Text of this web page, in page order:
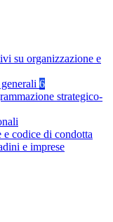
su organizzazione e
6
strategico-
codice di condotta
e imprese